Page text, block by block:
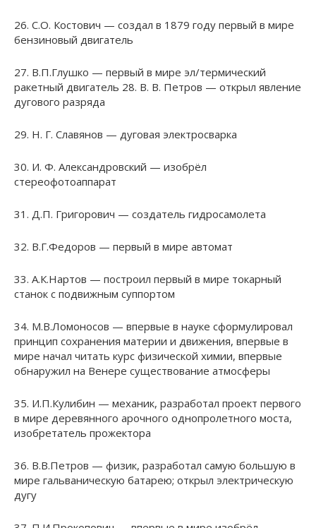
26. С.О. Костович — создал в 1879 году первый в мире
бензиновый двигатель
27. В.П.Глушко — первый в мире эл/термический
ракетный двигатель 28. В. В. Петров — открыл явление
дугового разряда
29. Н. Г. Славянов — дуговая электросварка
30. И. Ф. Александровский — изобрёл
стереофотоаппарат
31. Д.П. Григорович — создатель гидросамолета
32. В.Г.Федоров — первый в мире автомат
33. А.К.Нартов — построил первый в мире токарный
станок с подвижным суппортом
34. М.В.Ломоносов — впервые в науке сформулировал
принцип сохранения материи и движения, впервые в
мире начал читать курс физической химии, впервые
обнаружил на Венере существование атмосферы
35. И.П.Кулибин — механик, разработал проект первого
в мире деревянного арочного однопролетного моста,
изобретатель прожектора
36. В.В.Петров — физик, разработал самую большую в
мире гальваническую батарею; открыл электрическую
дугу